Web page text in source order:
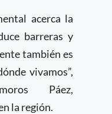
acerca la
barreras y
también es
vivamos”,
Páez,
la región.